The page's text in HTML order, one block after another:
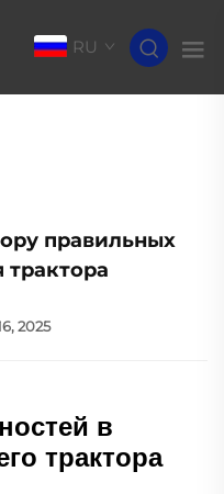
RU
правильных
трактора
2025
в
трактора